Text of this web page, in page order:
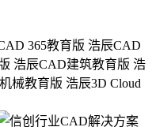
365教育版 浩辰CAD
浩辰CAD建筑教育版 浩
械教育版 浩辰3D Cloud